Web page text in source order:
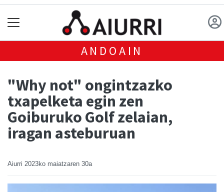
ANDOAIN
"Why not" ongintzazko
txapelketa egin zen
Goiburuko Golf zelaian,
iragan asteburuan
Aiurri 2023ko maiatzaren 30a